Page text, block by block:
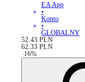
EA App
•
Konto
•
GLOBALNY
52.43 PLN
62.33 PLN
-16%